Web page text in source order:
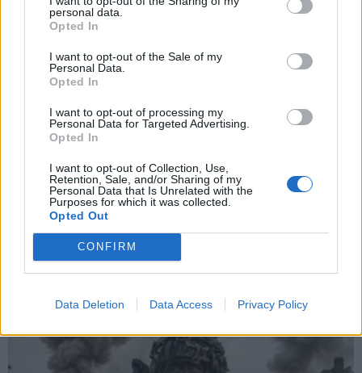
personal data.
Opted In
I want to opt-out of the Sale of my
Personal Data.
Opted In
I want to opt-out of processing my
Personal Data for Targeted Advertising.
Opted In
I want to opt-out of Collection, Use,
Retention, Sale, and/or Sharing of my
Personal Data that Is Unrelated with the
Purposes for which it was collected.
Opted Out
CONFIRM
Data Deletion Data Access Privacy Policy
Nuomonės
Eldoradas Butrimas iš Ukrainos: Kai ramybė
tampa įspėjimu - Kyjivo kasdienybė tarp